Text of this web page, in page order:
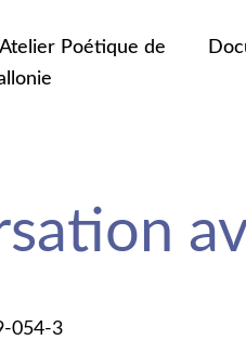
Atelier Poétique de
054-3